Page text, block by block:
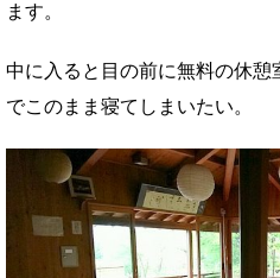
ます。
中に入ると目の前に無料の休
でこのまま寝てしまいたい。